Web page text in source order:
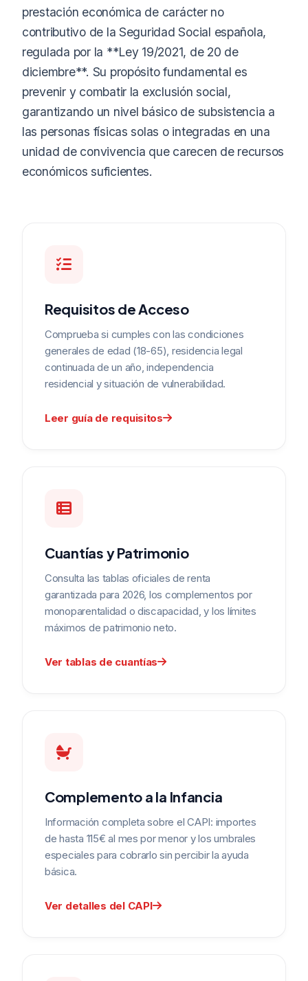
prestación económica de carácter no
contributivo de la Seguridad Social española,
regulada por la **Ley 19/2021, de 20 de
diciembre**. Su propósito fundamental es
prevenir y combatir la exclusión social,
garantizando un nivel básico de subsistencia a
las personas físicas solas o integradas en una
unidad de convivencia que carecen de recursos
económicos suficientes.
Requisitos de Acceso
Comprueba si cumples con las condiciones
generales de edad (18-65), residencia legal
continuada de un año, independencia
residencial y situación de vulnerabilidad.
Leer guía de requisitos
Cuantías y Patrimonio
Consulta las tablas oficiales de renta
garantizada para 2026, los complementos por
monoparentalidad o discapacidad, y los límites
máximos de patrimonio neto.
Ver tablas de cuantías
Complemento a la Infancia
Información completa sobre el CAPI: importes
de hasta 115€ al mes por menor y los umbrales
especiales para cobrarlo sin percibir la ayuda
básica.
Ver detalles del CAPI